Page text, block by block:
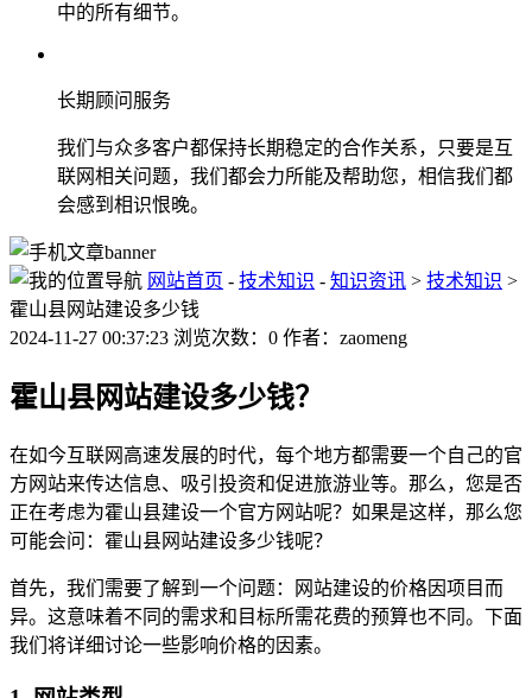
中的所有细节。
长期顾问服务
我们与众多客户都保持长期稳定的合作关系，只要是互
联网相关问题，我们都会力所能及帮助您，相信我们都
会感到相识恨晚。
网站首页 - 技术知识 - 知识资讯 > 技术知识 >
霍山县网站建设多少钱
2024-11-27 00:37:23 浏览次数：0 作者：zaomeng
霍山县网站建设多少钱？
在如今互联网高速发展的时代，每个地方都需要一个自己的官
方网站来传达信息、吸引投资和促进旅游业等。那么，您是否
正在考虑为霍山县建设一个官方网站呢？如果是这样，那么您
可能会问：霍山县网站建设多少钱呢？
首先，我们需要了解到一个问题：网站建设的价格因项目而
异。这意味着不同的需求和目标所需花费的预算也不同。下面
我们将详细讨论一些影响价格的因素。